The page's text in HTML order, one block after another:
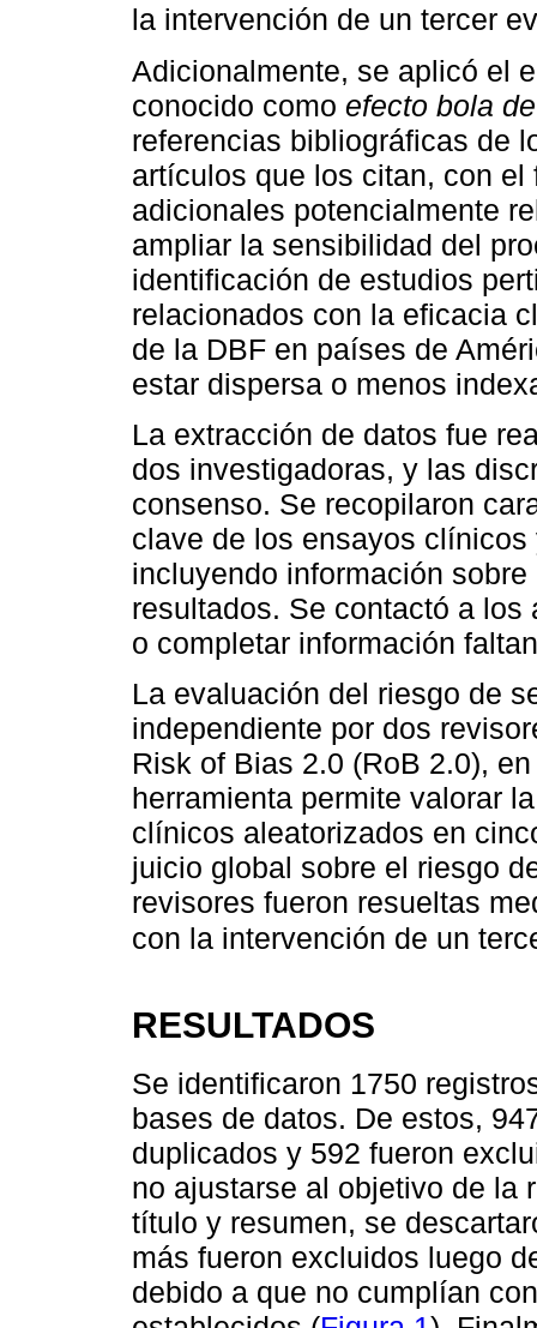
la intervención de un tercer
Adicionalmente, se aplicó el
conocido como efecto bola
referencias bibliográficas de
artículos que los citan, con
adicionales potencialmente
ampliar la sensibilidad del
identificación de estudios
relacionados con la eficacia
de la DBF en países de
estar dispersa o menos
La extracción de datos fue
dos investigadoras, y las
consenso. Se recopilaron
clave de los ensayos
incluyendo información
resultados. Se contactó a
o completar información
La evaluación del riesgo de
independiente por dos
Risk of Bias 2.0 (RoB 2.0),
herramienta permite valorar
clínicos aleatorizados en
juicio global sobre el riesgo
revisores fueron resueltas
con la intervención de un
RESULTADOS
Se identificaron 1750
bases de datos. De estos,
duplicados y 592 fueron
no ajustarse al objetivo de la
título y resumen, se
más fueron excluidos luego
debido a que no cumplían